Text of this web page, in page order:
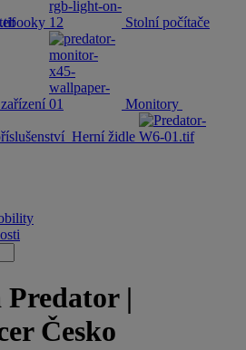
Stolní počítače
Monitory
Herní židle
|
Česko